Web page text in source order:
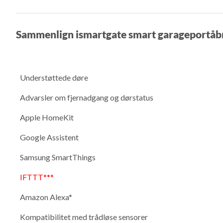
Sammenlign ismartgate smart
Understøttede døre
Advarsler om fjernadgang og dørstatus
Apple HomeKit
Google Assistent
Samsung SmartThings
IFTTT***
Amazon Alexa*
Kompatibilitet med trådløse sensorer